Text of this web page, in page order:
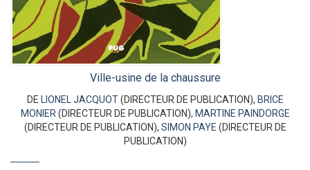
Ville-usine de la chaussure
DE LIONEL JACQUOT(DIRECTEUR DE PUBLICATION), BRICE
MONIER(DIRECTEUR DE PUBLICATION), MARTINE PAINDORGE
(DIRECTEUR DE PUBLICATION), SIMON PAYE (DIRECTEUR DE
PUBLICATION)